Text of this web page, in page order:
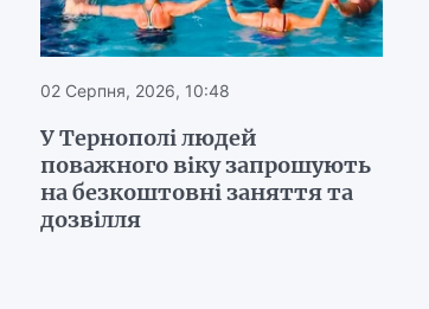
02 Серпня, 2026, 10:48
У Тернополі людей
поважного віку запрошують
на безкоштовні заняття та
дозвілля